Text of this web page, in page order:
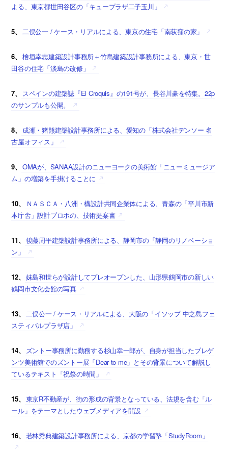
よる、東京都世田谷区の「キュープラザ二子玉川」
5、 二俣公一 / ケース・リアルによる、東京の住宅「南荻窪の家」
6、 檜垣幸志建築設計事務所＋竹島建築設計事務所による、東京・世
田谷の住宅「淡島の改修」
7、
スペインの建築誌『El Croquis』の191号が、長谷川豪を特集。22p
のサンプルも公開。
8、
成瀬・猪熊建築設計事務所による、愛知の「株式会社デンソー 名
古屋オフィス」
9、 OMAが、SANAA設計のニューヨークの美術館「ニューミュージア
ム」の増築を手掛けることに
10、
ＮＡＳＣＡ・八洲・構設計共同企業体による、青森の「平川市新
本庁舎」設計プロポの、技術提案書
11、 後藤周平建築設計事務所による、静岡市の「静岡のリノベーショ
ン」
12、 妹島和世らが設計してプレオープンした、山形県鶴岡市の新しい
鶴岡市文化会館の写真
13、 二俣公一 / ケース・リアルによる、大阪の「イソップ 中之島フェ
スティバルプラザ店」
14、
ズントー事務所に勤務する杉山幸一郎が、自身が担当したブレゲ
ンツ美術館でのズントー展「Dear to me」とその背景について解説し
ているテキスト「祝祭の時間」
15、 東京R不動産が、街の形成の背景となっている、法規を含む「ル
ール」をテーマとしたウェブメディアを開設
16、 若林秀典建築設計事務所による、京都の学習塾「StudyRoom」